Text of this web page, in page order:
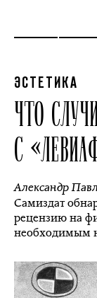
ЭСТЕТИКА
ЧТО
С
Александр
Самиздат
рецензию на
необходимым